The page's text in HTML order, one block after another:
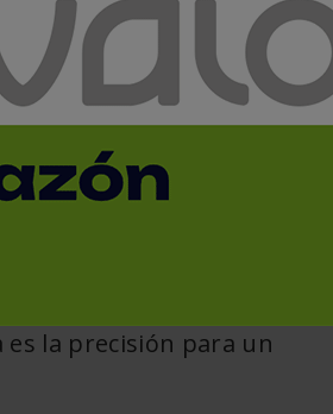
director de
la precisión para un